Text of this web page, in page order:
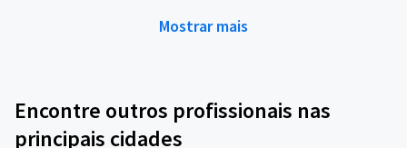
Mostrar mais
Encontre outros profissionais nas
principais cidades